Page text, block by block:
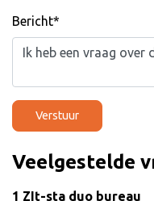
Bericht*
Verstuur
Veelgestelde
1 ZIt-sta duo bureau